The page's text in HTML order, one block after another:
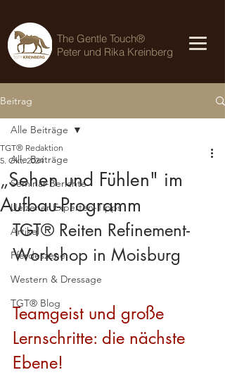
The Gentle Touch®
Peter und Rika Kreinberg
Beitrag
Alle Beiträge
Seminar-Berichte
Uelzener Experten-Tipps
Artikel
Pferdeszene
Western & Dressage
TGT® Blog
Alle Beiträge
„Sehen und Fühlen" im
Aufbau-Programm
TGT® Redaktion
5. Okt. 2024
TGT® Reiten Refinement-
Workshop in Moisburg
Teamgeist und große
Lernschritte: die nächste
Ebene!